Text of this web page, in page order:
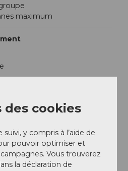
maximum
des cookies
y compris à l’aide de
pouvoir optimiser et
Vous trouverez
la déclaration de